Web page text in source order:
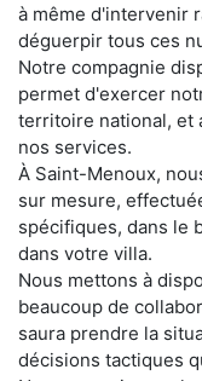
à même d'intervenir
déguerpir tous ces
Notre compagnie
permet d'exercer
territoire national, et
nos services.
À Saint-Menoux,
sur mesure,
spécifiques, dans le
dans votre villa.
Nous mettons à
beaucoup de
saura prendre la
décisions tactiques